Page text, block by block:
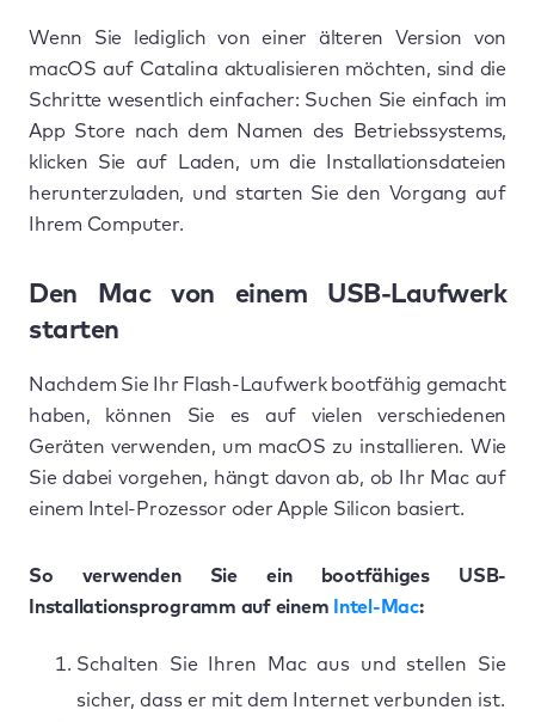
Wenn Sie lediglich von einer älteren Version von
macOS auf Catalina aktualisieren möchten, sind die
Schritte wesentlich einfacher: Suchen Sie einfach im
App Store nach dem Namen des Betriebssystems,
klicken Sie auf Laden, um die Installationsdateien
herunterzuladen, und starten Sie den Vorgang auf
Ihrem Computer.
Den Mac von einem USB-Laufwerk
starten
Nachdem Sie Ihr Flash-Laufwerk bootfähig gemacht
haben, können Sie es auf vielen verschiedenen
Geräten verwenden, um macOS zu installieren. Wie
Sie dabei vorgehen, hängt davon ab, ob Ihr Mac auf
einem Intel-Prozessor oder Apple Silicon basiert.
So verwenden Sie ein bootfähiges USB-
Installationsprogramm auf einem
Intel-Mac:
Schalten Sie Ihren Mac aus und stellen Sie
sicher, dass er mit dem Internet verbunden ist.